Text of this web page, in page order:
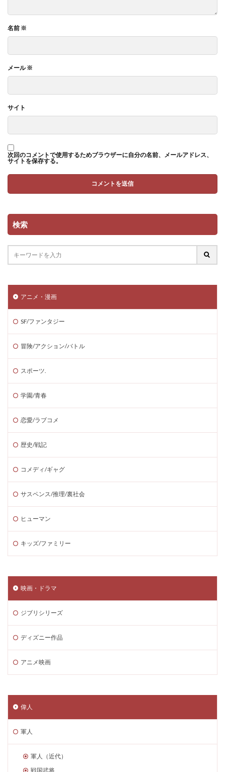
名前 ※
メール※
サイト
次回のコメントで使用するためブラウザーに自分の名前、メールアドレス、
サイトを保存する。
検索
アニメ・漫画
SF/ファンタジー
冒険/アクション/バトル
スポーツ.
学園/青春
恋愛/ラブコメ
歴史/戦記
コメディ/ギャグ
サスペンス/推理/裏社会
ヒューマン
キッズ/ファミリー
映画・ドラマ
ジブリシリーズ
ディズニー作品
アニメ映画
偉人
軍人
軍人（近代）
戦国武将